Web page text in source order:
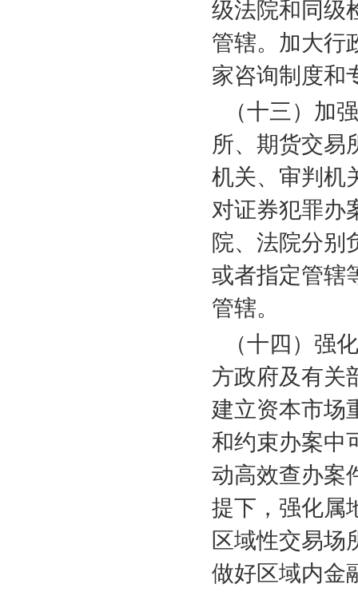
级法院和同级
管辖。加大行
家咨询制度和
（十三）加
所、期货交易
机关、审判机
对证券犯罪办
院、法院分别
或者指定管辖
管辖。
（十四）强
方政府及有关
建立资本市场
和约束办案中
动高效查办案
提下，强化属
区域性交易场
做好区域内金